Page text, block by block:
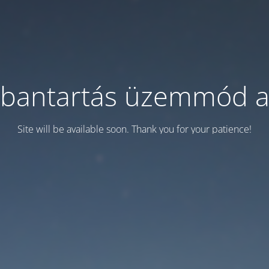
üzemmód
Site will be available soon. Thank you for your patience!